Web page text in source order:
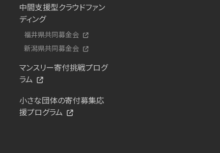
中間支援型クラウドファン
ディング
福井県共同募金会
新潟県共同募金会
マンスリー寄付挑戦プログ
ラム
小さな団体の寄付募集応
援プログラム